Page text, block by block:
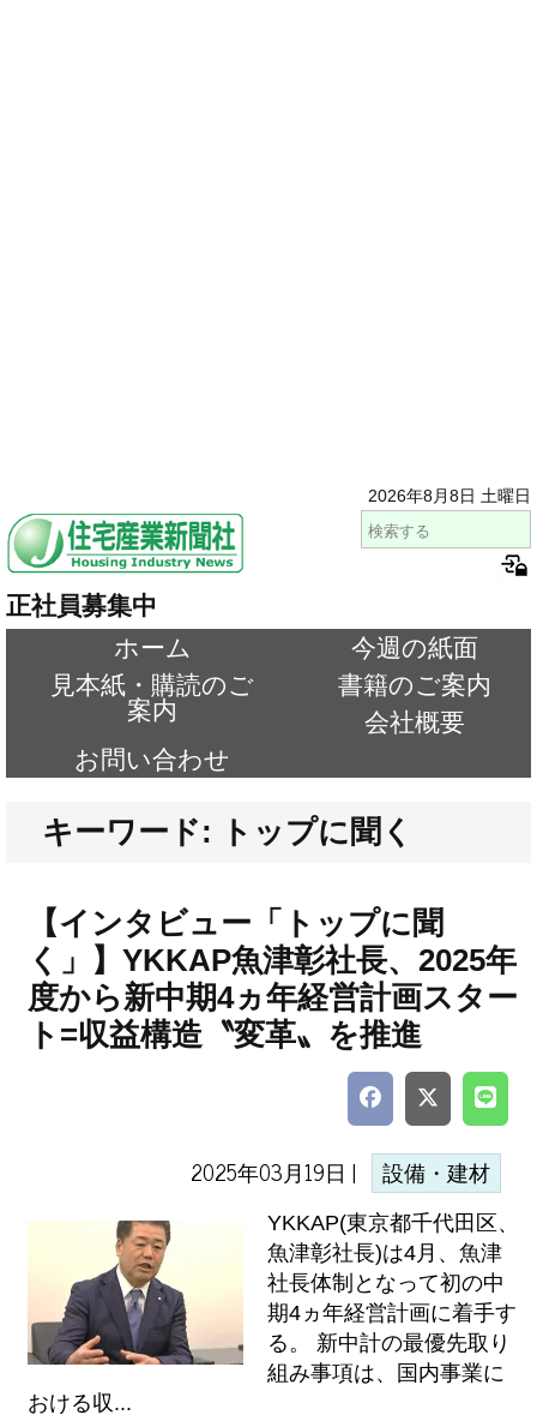
2026年8月8日 土曜日
正社員募集中
ホーム
今週の紙面
見本紙・購読のご
案内
書籍のご案内
会社概要
お問い合わせ
キーワード: トップに聞く
【インタビュー「トップに聞
く」】YKKAP魚津彰社長、2025年
度から新中期4ヵ年経営計画スター
ト=収益構造〝変革〟を推進
2025年03月19日 | 設備・建材
YKKAP(東京都千代田区、
魚津彰社長)は4月、魚津
社長体制となって初の中
期4ヵ年経営計画に着手す
る。 新中計の最優先取り
組み事項は、国内事業に
おける収...